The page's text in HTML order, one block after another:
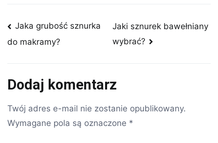
Nawigacja
wpisu
Jaka grubość sznurka
do makramy?
Jaki sznurek bawełniany
wybrać?
Dodaj komentarz
Twój adres e-mail nie zostanie opublikowany.
Wymagane pola są oznaczone *